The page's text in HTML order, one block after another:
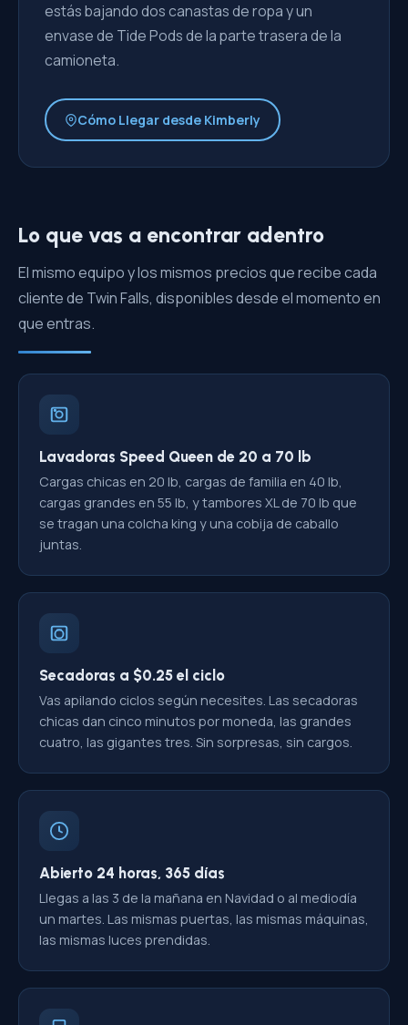
estás bajando dos canastas de ropa y un
envase de Tide Pods de la parte trasera de la
camioneta.
Cómo Llegar desde Kimberly
Lo que vas a encontrar adentro
El mismo equipo y los mismos precios que recibe cada
cliente de Twin Falls, disponibles desde el momento en
que entras.
Lavadoras Speed Queen de 20 a 70 lb
Cargas chicas en 20 lb, cargas de familia en 40 lb,
cargas grandes en 55 lb, y tambores XL de 70 lb que
se tragan una colcha king y una cobija de caballo
juntas.
Secadoras a $0.25 el ciclo
Vas apilando ciclos según necesites. Las secadoras
chicas dan cinco minutos por moneda, las grandes
cuatro, las gigantes tres. Sin sorpresas, sin cargos.
Abierto 24 horas, 365 días
Llegas a las 3 de la mañana en Navidad o al mediodía
un martes. Las mismas puertas, las mismas máquinas,
las mismas luces prendidas.